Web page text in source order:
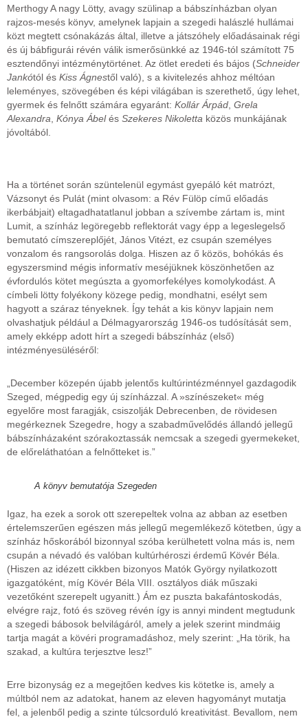
Merthogy A nagy Lötty, avagy szülinap a bábszínházban olyan
rajzos-mesés könyv, amelynek lapjain a szegedi halászlé hullámai
közt megtett csónakázás által, illetve a játszóhely előadásainak régi
és új bábfigurái révén válik ismerősünkké az 1946-tól számított 75
esztendőnyi intézménytörténet. Az ötlet eredeti és bájos (Schneider
Jankótól és Kiss Ágnestől való), s a kivitelezés ahhoz méltóan
leleményes, szövegében és képi világában is szerethető, úgy lehet,
gyermek és felnőtt számára egyaránt: Kollár Árpád Grela
Alexandra Kónya Ábelés Szekeres Nikoletta közös munkájának
jóvoltából.
Ha a történet során szüntelenül egymást gyepáló két matrózt,
Vázsonyt és Pulát (mint olvasom: a Rév Fülöp című előadás
ikerbábjait) eltagadhatatlanul jobban a szívembe zártam is, mint
Lumit, a színház legöregebb reflektorát vagy épp a legeslegelső
bemutató címszereplőjét, János Vitézt, ez csupán személyes
vonzalom és rangsorolás dolga. Hiszen az ő közös, bohókás és
egyszersmind mégis informatív meséjüknek köszönhetően az
évfordulós kötet megúszta a gyomorfekélyes komolykodást. A
címbeli lötty folyékony közege pedig, mondhatni, esélyt sem
hagyott a száraz tényeknek. Így tehát a kis könyv lapjain nem
olvashatjuk például a Délmagyarország 1946-os tudósítását sem,
amely ekképp adott hírt a szegedi bábszínház (első)
intézményesüléséről:
„December közepén újabb jelentős kultúrintézménnyel gazdagodik
Szeged, mégpedig egy új színházzal. A »színészeket« még
egyelőre most faragják, csiszolják Debrecenben, de rövidesen
megérkeznek Szegedre, hogy a szabadművelődés állandó jellegű
bábszínházaként szórakoztassák nemcsak a szegedi gyermekeket,
de előreláthatóan a felnőtteket is.”
A könyv bemutatója Szegeden
Igaz, ha ezek a sorok ott szerepeltek volna az abban az esetben
értelemszerűen egészen más jellegű megemlékező kötetben, úgy a
színház hőskorából bizonnyal szóba kerülhetett volna más is, nem
csupán a névadó és valóban kultúrhéroszi érdemű Kövér Béla.
(Hiszen az idézett cikkben bizonyos Matók György nyilatkozott
igazgatóként, míg Kövér Béla VIII. osztályos diák műszaki
vezetőként szerepelt ugyanitt.) Ám ez puszta bakafántoskodás,
elvégre rajz, fotó és szöveg révén így is annyi mindent megtudunk
a szegedi bábosok belvilágáról, amely a jelek szerint mindmáig
tartja magát a kövéri programadáshoz, mely szerint: „Ha törik, ha
szakad, a kultúra terjesztve lesz!”
Erre bizonyság ez a megejtően kedves kis kötetke is, amely a
múltból nem az adatokat, hanem az eleven hagyományt mutatja
fel, a jelenből pedig a szinte túlcsorduló kreativitást. Bevallom, nem